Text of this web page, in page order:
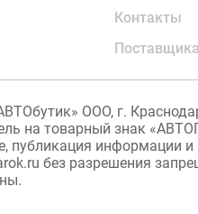
Контакты
ООО, г.
на товарный знак
публикация информации и
без разрешения